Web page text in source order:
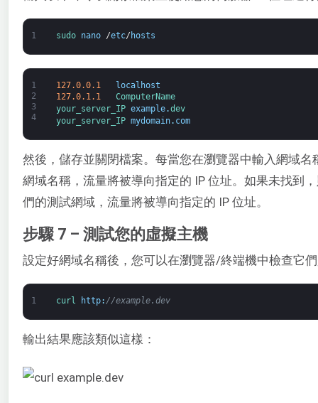
1 sudo nano /etc/ hosts
1
2
3
4
127.0.0.1
localhost
127.0.1.1
ComputerName
your_server_IP example.dev
your_server_IP mydomain. com
然後，儲存並關閉檔案。每當您在瀏覽器中輸入網域
網域名稱，流量將被導向指定的 IP 位址。如果未找到
們的測試網域，流量將被導向指定的 IP 位址。
步驟 7 – 測試您的虛擬主機
設定好網域名稱後，您可以在瀏覽器/終端機中檢查它
1 curl http: //example.dev
輸出結果應該類似這樣：